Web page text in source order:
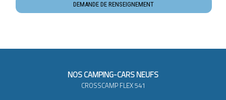
DEMANDE DE RENSEIGNEMENT
NOS CAMPING-CARS NEUFS
CROSSCAMP FLEX 541